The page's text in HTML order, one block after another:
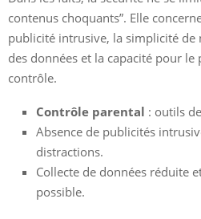
contenus choquants”. Elle
publicité intrusive, la simplicité de
des données et la capacité pour le
contrôle.
Contrôle parental : outils
Absence de publicités
distractions.
Collecte de données réduite
possible.